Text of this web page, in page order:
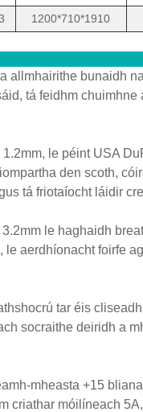
1200*710*1910
allmhairithe bunaidh
tá feidhm
le péint USA
den scoth,
tá friotaíocht láidir
le haghaidh
aerdhíonacht foirfe
tar éis
socraithe deiridh a
mheasta +15
criathar móilíneach